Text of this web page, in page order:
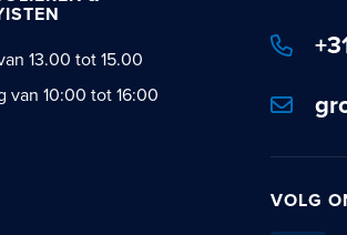
VOLG
13.00 tot 15.00
van 10:00 tot 16:00